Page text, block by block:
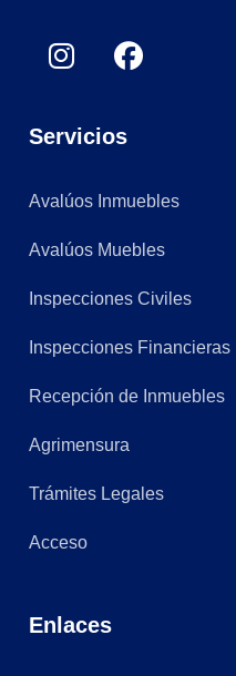
Servicios
Avalúos Inmuebles
Avalúos Muebles
Inspecciones Civiles
Inspecciones Financieras
Recepción de Inmuebles
Agrimensura
Trámites Legales
Acceso
Enlaces